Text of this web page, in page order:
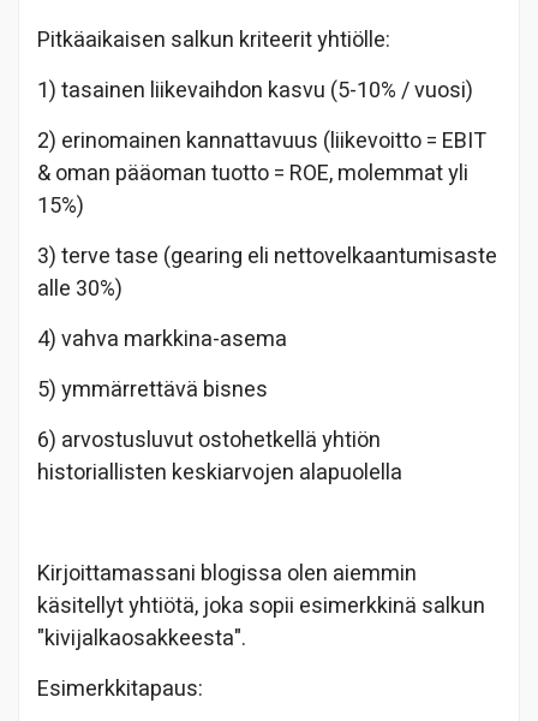
Pitkäaikaisen salkun kriteerit yhtiölle:
1) tasainen liikevaihdon kasvu (5-10% / vuosi)
2) erinomainen kannattavuus (liikevoitto = EBIT
& oman pääoman tuotto = ROE, molemmat yli
15%)
3) terve tase (gearing eli nettovelkaantumisaste
alle 30%)
4) vahva markkina-asema
5) ymmärrettävä bisnes
6) arvostusluvut ostohetkellä yhtiön
historiallisten keskiarvojen alapuolella
Kirjoittamassani blogissa olen aiemmin
käsitellyt yhtiötä, joka sopii esimerkkinä salkun
"kivijalkaosakkeesta".
Esimerkkitapaus: